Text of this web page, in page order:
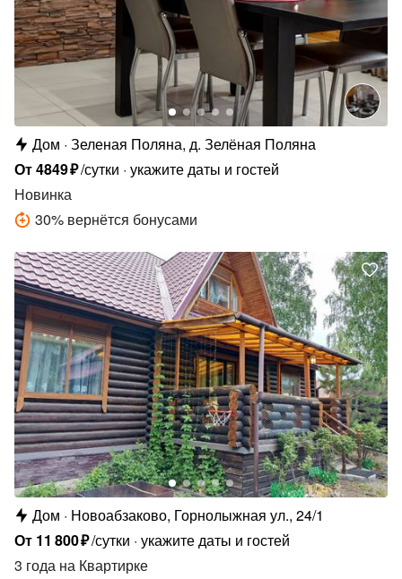
Дом Зеленая Поляна, д. Зелёная Поляна
От4849₽/сутки укажите даты и гостей
Новинка
30% вернётся бонусами
Дом
Новоабзаково, Горнолыжная ул., 24/1
От 11 800₽/сутки укажите даты и гостей
3 года на Квартирке